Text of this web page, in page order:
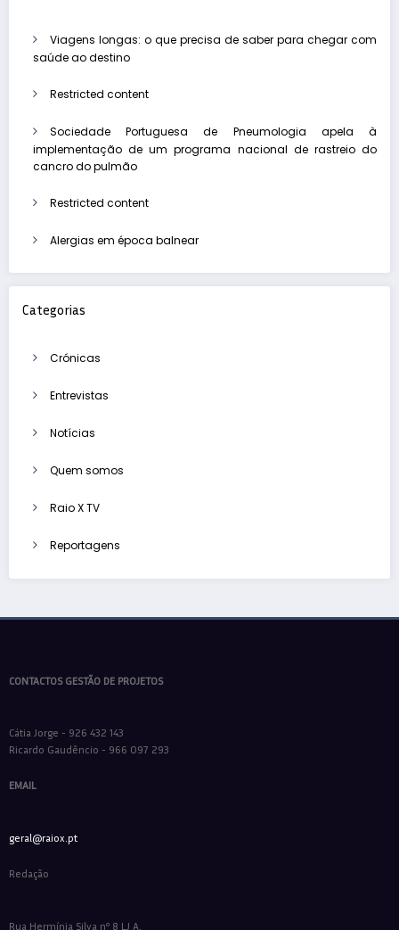
Viagens longas: o que precisa de saber para chegar com
saúde ao destino
Restricted content
Sociedade Portuguesa de Pneumologia apela à
implementação de um programa nacional de rastreio do
cancro do pulmão
Restricted content
Alergias em época balnear
Categorias
Crónicas
Entrevistas
Notícias
Quem somos
Raio X TV
Reportagens
CONTACTOS GESTÃO DE PROJETOS
Cátia Jorge - 926 432 143
Ricardo Gaudêncio - 966 097 293
EMAIL
geral@raiox.pt
Redação
Rua Hermínia Silva nº 8 LJ A,